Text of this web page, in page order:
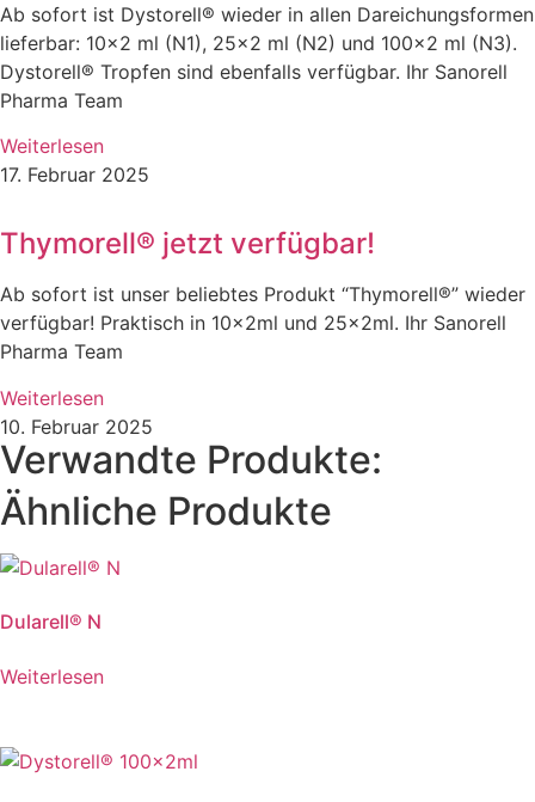
Ab sofort ist Dystorell® wieder in allen Dareichungsformen
lieferbar: 10×2 ml (N1), 25×2 ml (N2) und 100×2 ml (N3).
Dystorell® Tropfen sind ebenfalls verfügbar. Ihr Sanorell
Pharma Team
Weiterlesen
17. Februar 2025
Thymorell® jetzt verfügbar!
Ab sofort ist unser beliebtes Produkt “Thymorell®” wieder
verfügbar! Praktisch in 10x2ml und 25x2ml. Ihr Sanorell
Pharma Team
Weiterlesen
10. Februar 2025
Verwandte Produkte:
Ähnliche Produkte
Dularell® N
Weiterlesen